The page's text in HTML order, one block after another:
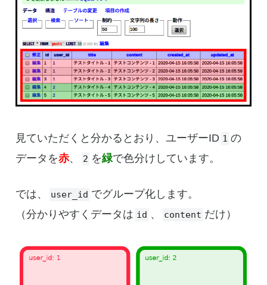
見ていただくと分かるとおり、ユーザーID 1 の
データを赤、 2 を緑で色分けしています。
では、 user_id でグループ化します。
（分かりやすくデータは id 、 content だけ）